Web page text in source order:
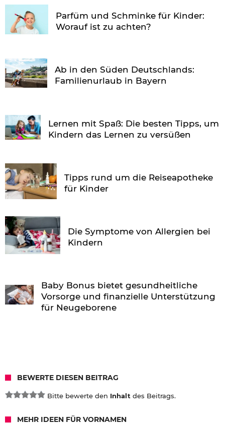
Parfüm und Schminke für Kinder:
Worauf ist zu achten?
Ab in den Süden Deutschlands:
Familienurlaub in Bayern
Lernen mit Spaß: Die besten Tipps, um
Kindern das Lernen zu versüßen
Tipps rund um die Reiseapotheke
für Kinder
Die Symptome von Allergien bei
Kindern
Baby Bonus bietet gesundheitliche
Vorsorge und finanzielle Unterstützung
für Neugeborene
BEWERTE DIESEN BEITRAG
Bitte bewerte den Inhalt des Beitrags.
MEHR IDEEN FÜR VORNAMEN